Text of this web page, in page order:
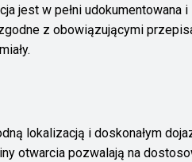
jest w pełni
z obowiązującymi
lokalizacją i doskonałym
otwarcia pozwalają na